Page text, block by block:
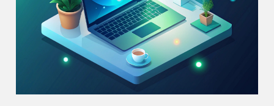
Создать собственный сайт может каждый,
поскольку на сегодняшний день для этого есть
все возможности. При этом хочется отметить, что
есть разные способы создания сайта, каждый из
которых имеет определенные особенности и